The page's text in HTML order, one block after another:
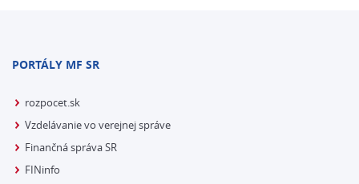
PORTÁLY MF SR
rozpocet.sk
Vzdelávanie vo verejnej správe
Finančná správa SR
FINinfo